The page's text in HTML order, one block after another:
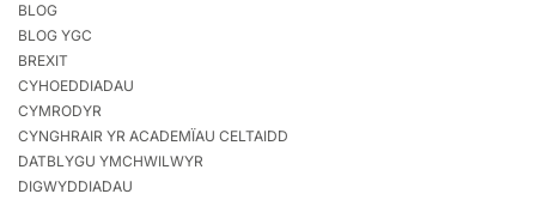
BLOG
BLOG YGC
BREXIT
CYHOEDDIADAU
CYMRODYR
CYNGHRAIR YR ACADEMÏAU CELTAIDD
DATBLYGU YMCHWILWYR
DIGWYDDIADAU